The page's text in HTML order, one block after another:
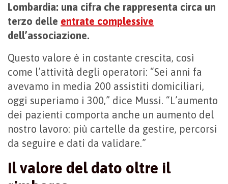
Lombardia: una cifra che rappresenta circa un
terzo delle entrate complessive
dell’associazione.
Questo valore è in costante crescita, così
come l’attività degli operatori: “Sei anni fa
avevamo in media 200 assistiti domiciliari,
oggi superiamo i 300,” dice Mussi. “L’aumento
dei pazienti comporta anche un aumento del
nostro lavoro: più cartelle da gestire, percorsi
da seguire e dati da validare.”
Il valore del dato oltre il